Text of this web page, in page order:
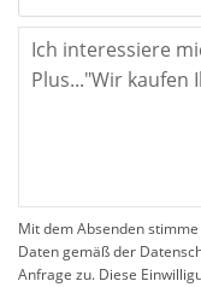
Mit dem Absenden
Daten gemäß der
Anfrage zu. Diese